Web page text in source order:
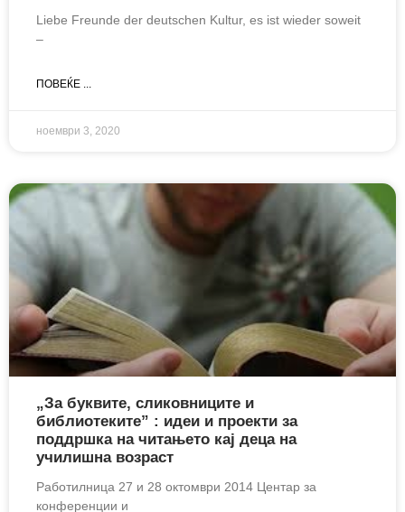
Liebe Freunde der deutschen Kultur, es ist wieder soweit
–
ПОВЕЌЕ ...
ноември 3, 2020
„За буквите, сликовниците и
библиотеките” : идеи и проекти за
поддршка на читањето кај деца на
училишна возраст
Работилница 27 и 28 октомври 2014 Центар за
конференции и